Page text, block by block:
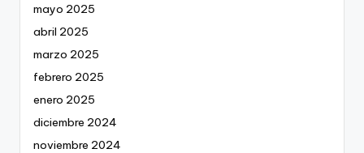
mayo 2025
abril 2025
marzo 2025
febrero 2025
enero 2025
diciembre 2024
noviembre 2024